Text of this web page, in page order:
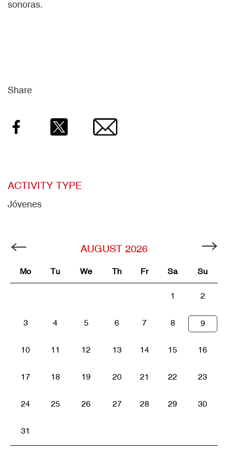
sonoras.
Share
Facebook Twitter Email
ACTIVITY TYPE
Jóvenes
AUGUST 2026
Mo Tu We Th Fr Sa Su
1 2
3 4 5 6 7 8 9
10 11 12 13 14 15 16
17 18 19 20 21 22 23
24 25 26 27 28 29 30
31